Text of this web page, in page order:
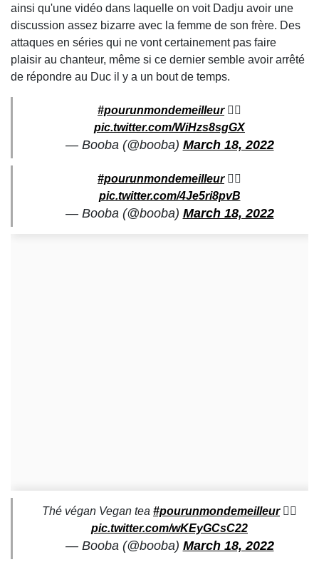
ainsi qu'une vidéo dans laquelle on voit Dadju avoir une
discussion assez bizarre avec la femme de son frère. Des
attaques en séries qui ne vont certainement pas faire
plaisir au chanteur, même si ce dernier semble avoir arrêté
de répondre au Duc il y a un bout de temps.
#pourunmondemeilleur🏴‍☠️
pic.twitter.com/WiHzs8sgGX
— Booba (@booba) March 18, 2022
#pourunmondemeilleur🏴‍☠️
pic.twitter.com/4Je5ri8pvB
— Booba (@booba) March 18, 2022
Thé végan Vegan tea #pourunmondemeilleur🏴‍☠️
pic.twitter.com/wKEyGCsC22
— Booba (@booba) March 18, 2022